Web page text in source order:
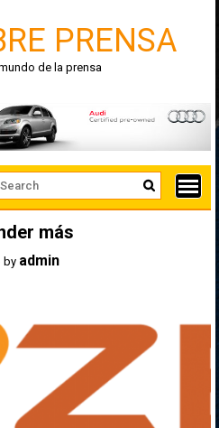
PRENSA
de la prensa
más
by admin